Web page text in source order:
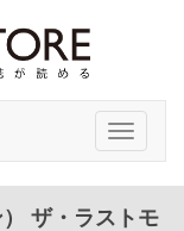
Toggle
ザ・ラストモ